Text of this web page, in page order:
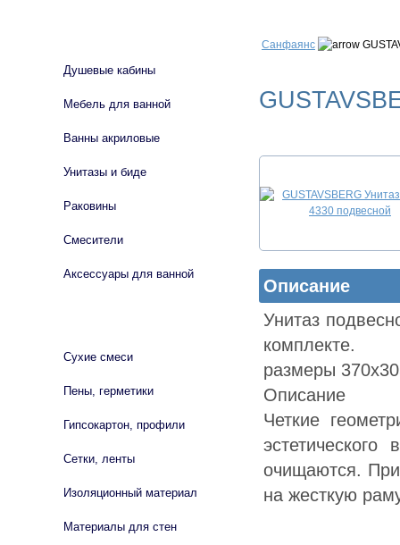
Санфаянс
Описание
Унитаз
комплекте.
размеры
Описание
Четкие
очищаются. При
на жесткую
Душевые кабины
Мебель для ванной
Ванны акриловые
Унитазы и биде
Раковины
Смесители
Аксессуары для ванной
Сухие смеси
Пены, герметики
Гипсокартон, профили
Сетки, ленты
Изоляционный материал
Материалы для стен